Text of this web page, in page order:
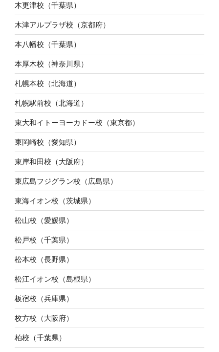
木更津校（千葉県）
木津アルプラザ校（京都府）
本八幡校（千葉県）
本厚木校（神奈川県）
札幌本校（北海道）
札幌駅前校（北海道）
東大和イトーヨーカドー校（東京都）
東岡崎校（愛知県）
東岸和田校（大阪府）
東広島フジグラン校（広島県）
東海イオン校（茨城県）
松山校（愛媛県）
松戸校（千葉県）
松本校（長野県）
松江イオン校（島根県）
板宿校（兵庫県）
枚方校（大阪府）
柏校（千葉県）